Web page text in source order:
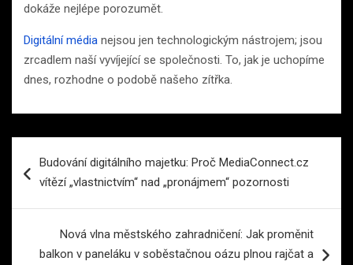
dokáže nejlépe porozumět.
Digitální média nejsou jen technologickým nástrojem; jsou
zrcadlem naší vyvíjející se společnosti. To, jak je uchopíme
dnes, rozhodne o podobě našeho zítřka.
proBudování digitálního majetku: Proč MediaConnect.cz
vítězí „vlastnictvím“ nad „pronájmem“ pozornosti
Nová vlna městského zahradničení: Jak proměnit
balkon v paneláku v soběstačnou oázu plnou rajčat a